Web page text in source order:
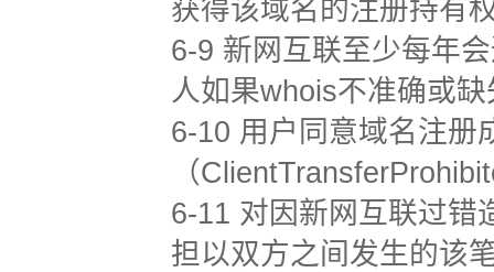
获得该域名的注册持有
6-9 新网互联至少每年
人如果whois不准确或
6-10 用户同意域名注册
（
6-11 对因新网互联过错
担以双方之间发生的该